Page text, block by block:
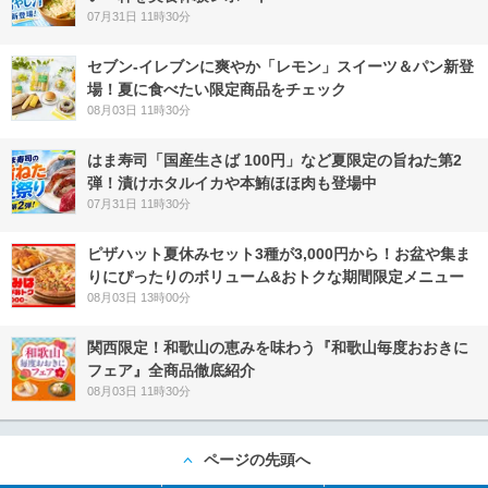
07月31日 11時30分
セブン‐イレブンに爽やか「レモン」スイーツ＆パン新登
場！夏に食べたい限定商品をチェック
08月03日 11時30分
はま寿司「国産生さば 100円」など夏限定の旨ねた第2
弾！漬けホタルイカや本鮪ほほ肉も登場中
07月31日 11時30分
ピザハット夏休みセット3種が3,000円から！お盆や集ま
りにぴったりのボリューム&おトクな期間限定メニュー
08月03日 13時00分
関西限定！和歌山の恵みを味わう『和歌山毎度おおきに
フェア』全商品徹底紹介
08月03日 11時30分
ページの先頭へ